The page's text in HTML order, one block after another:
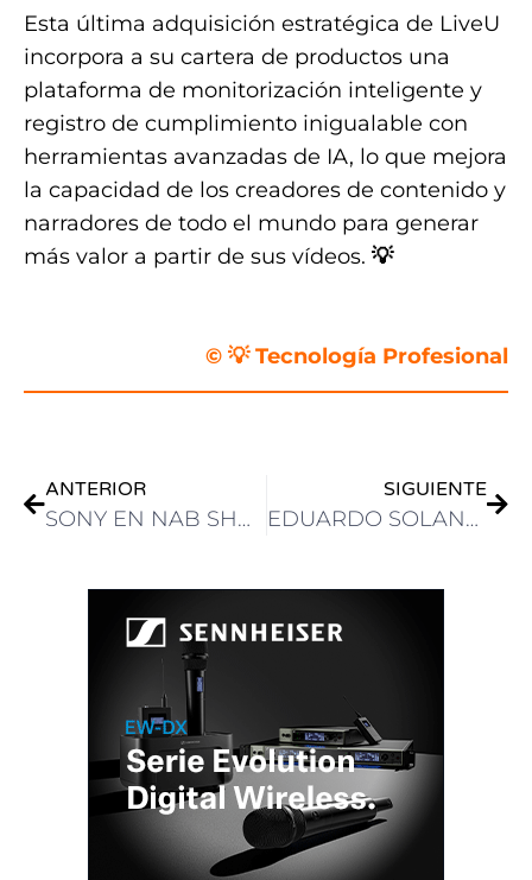
Esta última adquisición estratégica de LiveU
incorpora a su cartera de productos una
plataforma de monitorización inteligente y
registro de cumplimiento inigualable con
herramientas avanzadas de IA, lo que mejora
la capacidad de los creadores de contenido y
narradores de todo el mundo para generar
más valor a partir de sus vídeos. 💡
© 💡 Tecnología Profesional
ANTERIOR
SONY EN NAB SHOW: SOLUCIONES PRODUCCIÓN EN VIVO, FLUJOS DE TRABAJO DE NOTICIAS Y PRODUCCIÓN, IMÁGENES Y PRODUCCIÓN VIRTUAL
SIGUIENTE
EDUARDO SOLANA: “TVU ESTA EVOLUCIONANDO LA PRODUCCIÓN REMOTA: FLEXIBLE, ACCESIBLE Y DE BAJO COSTO”